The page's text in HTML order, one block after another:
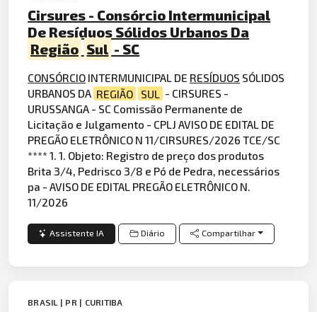
Cirsures - Consórcio Intermunicipal
De Resíduos Sólidos Urbanos Da
Região Sul - SC
CONSÓRCIO INTERMUNICIPAL DE RESÍDUOS SÓLIDOS
URBANOS DA REGIÃO SUL
- CIRSURES -
URUSSANGA - SC Comissão Permanente de
Licitação e Julgamento - CPLJ AVISO DE EDITAL DE
PREGÃO ELETRÔNICO N 11/CIRSURES/2026 TCE/SC
**** 1. 1. Objeto: Registro de preço dos produtos
Brita 3/4, Pedrisco 3/8 e Pó de Pedra, necessários
pa - AVISO DE EDITAL PREGÃO ELETRÔNICO N.
11/2026
Assistente IA Diário Compartilhar
BRASIL | PR | CURITIBA